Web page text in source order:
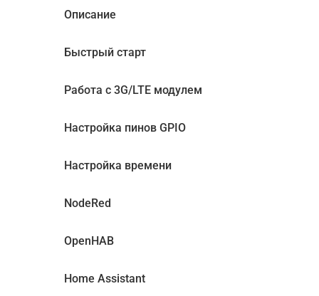
Описание
Быстрый старт
Работа с 3G/LTE модулем
Настройка пинов GPIO
Настройка времени
NodeRed
OpenHAB
Home Assistant